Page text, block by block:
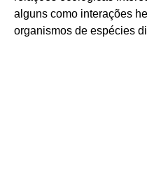
alguns como interações
organismos de espécies